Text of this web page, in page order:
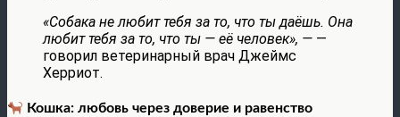
«Собака не любит тебя за то, что ты даёшь. Она
любит тебя за то, что ты — её человек», — —
говорил ветеринарный врач Джеймс
Херриот.
Кошка: любовь через доверие и равенство